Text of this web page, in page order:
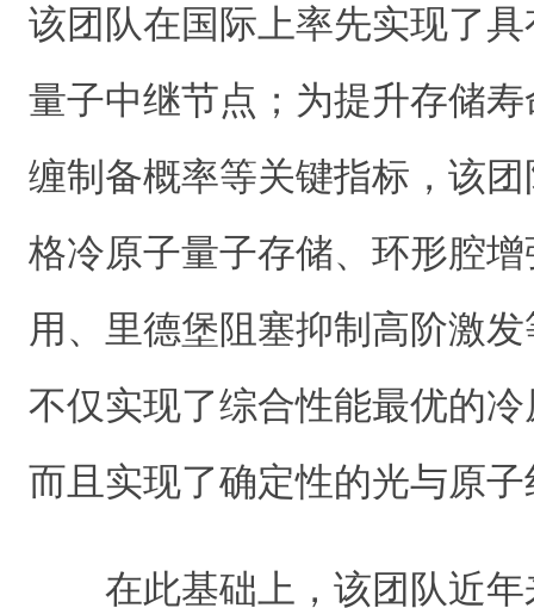
该团队在国际上率先实现了
量子中继节点；为提升存储
缠制备概率等关键指标，该
格冷原子量子存储、环形腔
用、里德堡阻塞抑制高阶激
不仅实现了综合性能最优的
而且实现了确定性的光与原
在此基础上，该团队近